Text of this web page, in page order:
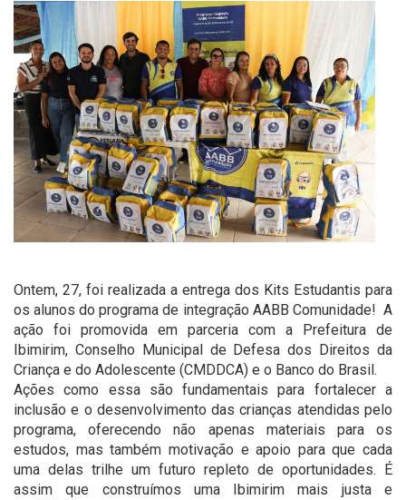
Ontem, 27, foi realizada a entrega dos Kits Estudantis para
os alunos do programa de integração AABB Comunidade! A
ação foi promovida em parceria com a Prefeitura de
Ibimirim, Conselho Municipal de Defesa dos Direitos da
Criança e do Adolescente (CMDDCA) e o Banco do Brasil.
Ações como essa são fundamentais para fortalecer a
inclusão e o desenvolvimento das crianças atendidas pelo
programa, oferecendo não apenas materiais para os
estudos, mas também motivação e apoio para que cada
uma delas trilhe um futuro repleto de oportunidades. É
assim que construímos uma Ibimirim mais justa e